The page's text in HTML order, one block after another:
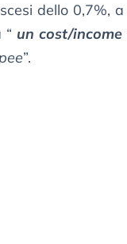
dello 0,7%, a
un cost/income
”.